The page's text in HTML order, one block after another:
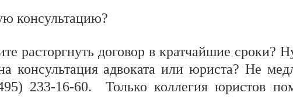
консультацию?
расторгнуть договор в кратчайшие
консультация адвоката или юриста? Не
233-16-60. Только коллегия юристов